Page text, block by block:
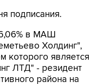
подписания.
в МАШ
Холдинг",
которого является
ЛТД" - резидент
района на